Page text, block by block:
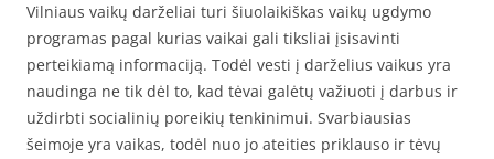
Vilniaus vaikų darželiai turi šiuolaikiškas vaikų ugdymo
programas pagal kurias vaikai gali tiksliai įsisavinti
perteikiamą informaciją. Todėl vesti į darželius vaikus yra
naudinga ne tik dėl to, kad tėvai galėtų važiuoti į darbus ir
uždirbti socialinių poreikių tenkinimui. Svarbiausias
šeimoje yra vaikas, todėl nuo jo ateities priklauso ir tėvų